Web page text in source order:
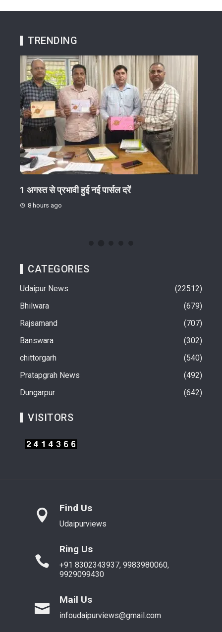
TRENDING
1 अगस्त से प्रभावी हुई नई पार्सल दरें
8 hours ago
CATEGORIES
Udaipur News
22512
Bhilwara
679
Rajsamand
707
Banswara
302
chittorgarh
540
Pratapgrah News
492
Dungarpur
642
VISITORS
Find Us
Udaipurviews
Ring Us
+91 8302343937, 9983980060,
9929099430
Mail Us
infoudaipurviews@gmail.com